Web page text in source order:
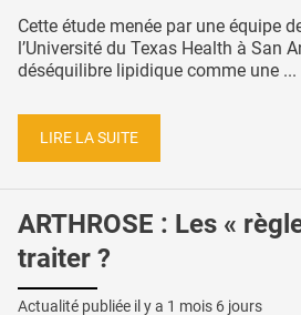
Cette étude menée par une équipe
l’Université du Texas Health à San
déséquilibre lipidique comme une ...
LIRE LA SUITE
ARTHROSE : Les «
traiter ?
Actualité publiée il y a 1 mois 6 jours